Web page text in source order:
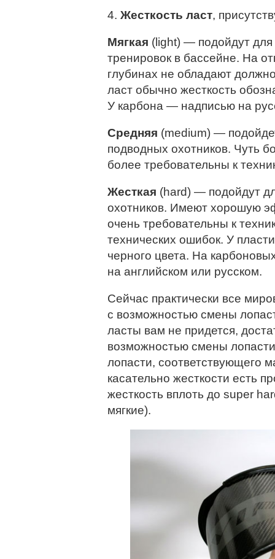
4. Жесткость ласт,
Мягкая (light) — подойдут для
тренировок в бассейне. На
глубинах не обладают
ласт обычно жесткость
У карбона — надписью на
Средняя (medium) —
подводных охотников. Чуть
более требовательны к
Жесткая (hard) — подойдут
охотников. Имеют хорошую
очень требовательны к
технических ошибок. У
черного цвета. На
на английском или русском.
Сейчас практически все
с возможностью смены
ласты вам не придется,
возможностью смены
лопасти, соответствующего
касательно жесткости есть
жесткость вплоть до super
мягкие).